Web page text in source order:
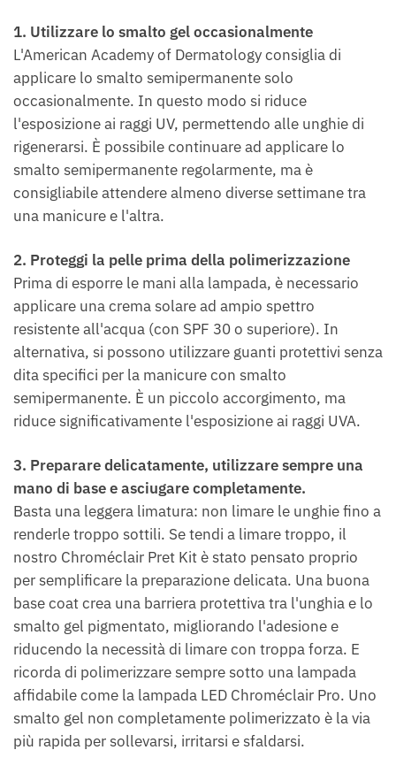
1. Utilizzare lo smalto gel occasionalmente
L'American Academy of Dermatology consiglia di
applicare lo smalto semipermanente solo
occasionalmente. In questo modo si riduce
l'esposizione ai raggi UV, permettendo alle unghie di
rigenerarsi. È possibile continuare ad applicare lo
smalto semipermanente regolarmente, ma è
consigliabile attendere almeno diverse settimane tra
una manicure e l'altra.
2. Proteggi la pelle prima della polimerizzazione
Prima di esporre le mani alla lampada, è necessario
applicare una crema solare ad ampio spettro
resistente all'acqua (con SPF 30 o superiore). In
alternativa, si possono utilizzare guanti protettivi senza
dita specifici per la manicure con smalto
semipermanente. È un piccolo accorgimento, ma
riduce significativamente l'esposizione ai raggi UVA.
3. Preparare delicatamente, utilizzare sempre una
mano di base e asciugare completamente.
Basta una leggera limatura: non limare le unghie fino a
renderle troppo sottili. Se tendi a limare troppo, il
nostro Chroméclair Pret Kit è stato pensato proprio
per semplificare la preparazione delicata. Una buona
base coat crea una barriera protettiva tra l'unghia e lo
smalto gel pigmentato, migliorando l'adesione e
riducendo la necessità di limare con troppa forza. E
ricorda di polimerizzare sempre sotto una lampada
affidabile come la lampada LED Chroméclair Pro. Uno
smalto gel non completamente polimerizzato è la via
più rapida per sollevarsi, irritarsi e sfaldarsi.